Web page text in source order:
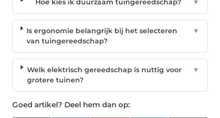
Hoe kies ik duurzaam tuingereedschap? ▼
Is ergonomie belangrijk bij het selecteren
van tuingereedschap?
▼
Welk elektrisch gereedschap is nuttig voor
grotere tuinen?
▼
Goed artikel? Deel hem dan op: